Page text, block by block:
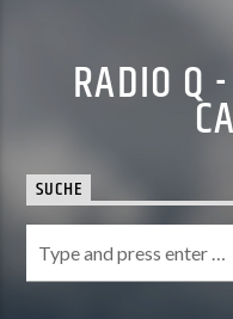
RADIO Q
SUCHE